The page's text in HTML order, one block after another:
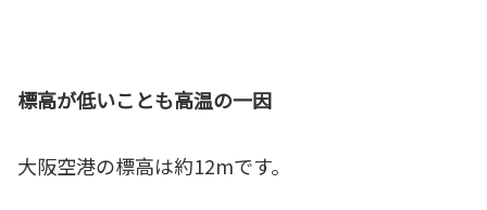
標高が低いことも高温の一因
大阪空港の標高は約12mです。